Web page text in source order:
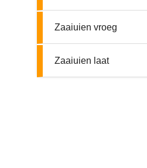
Zaaiuien vroeg
Zaaiuien laat